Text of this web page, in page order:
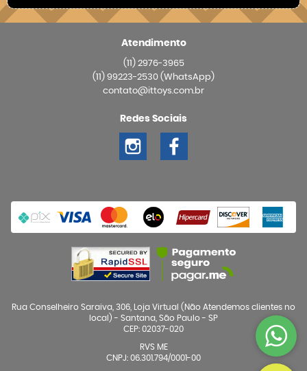
Atendimento
(11)2976-3965
(11) 99223-2530 (WhatsApp)
contato@ittoys.com.br
Redes Sociais
Rua Conselheiro Saraiva, 306, Loja Virtual (Não Atendemos clientes no
local) - Santana, São Paulo - SP
CEP: 02037-020
RVS ME
CNPJ: 06.301.794/0001-00